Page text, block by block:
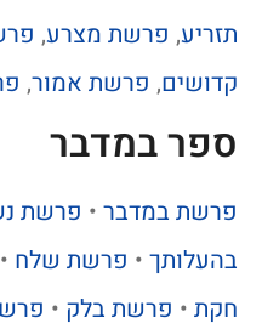
תזריע, פרשת מצרע,
קדושים, פרשת אמור,
ספר במדבר
פרשת במדבר • פרשת
בהעלותך • פרשת שלח •
חקת • פרשת בלק •